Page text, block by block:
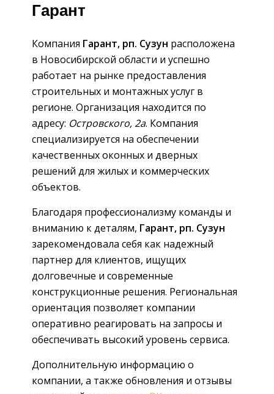
Гарант
Компания Гарант, рп. Сузун расположена
в Новосибирской области и успешно
работает на рынке предоставления
строительных и монтажных услуг в
регионе. Организация находится по
адресу: Островского, 2а. Компания
специализируется на обеспечении
качественных оконных и дверных
решений для жилых и коммерческих
объектов.
Благодаря профессионализму команды и
вниманию к деталям, Гарант, рп. Сузун
зарекомендовала себя как надежный
партнер для клиентов, ищущих
долговечные и современные
конструкционные решения. Региональная
ориентация позволяет компании
оперативно реагировать на запросы и
обеспечивать высокий уровень сервиса.
Дополнительную информацию о
компании, а также обновления и отзывы